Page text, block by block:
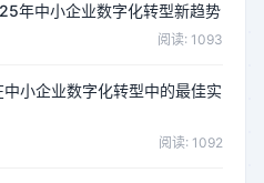
年中小企业数字化转型新趋势
阅读: 1093
小企业数字化转型中的最佳实
阅读: 1092